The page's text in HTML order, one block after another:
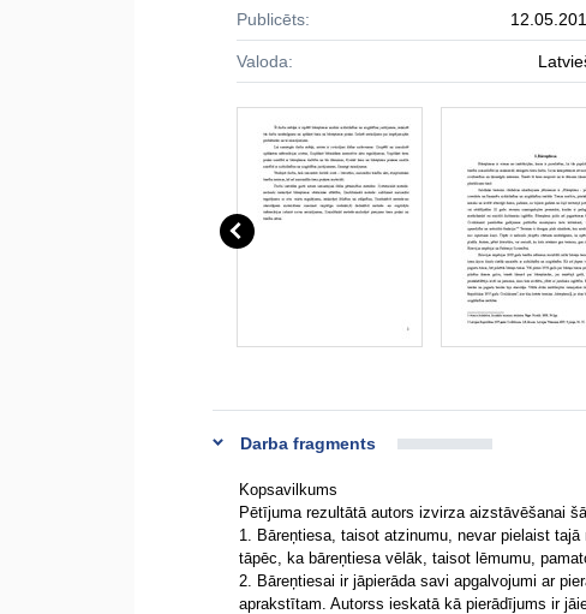
Publicēts:
Valoda:
Darba fragments
Kopsavilkums
Pētījuma rezultātā autors izvirza aizstāvēšanai
1. Bāreņtiesa, taisot atzinumu, nevar pielaist
tāpēc, ka bāreņtiesa vēlāk, taisot lēmumu,
2. Bāreņtiesai ir jāpierāda savi apgalvojumi ar
aprakstītam. Autorss ieskatā kā pierādījums ir